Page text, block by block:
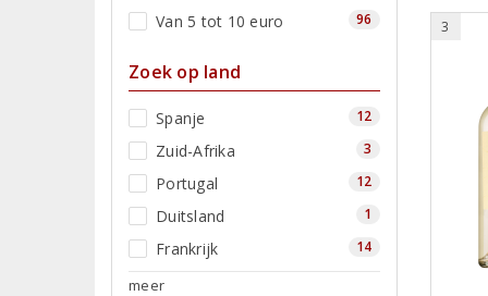
Van 5 tot 10 euro 96
Zoek op land
Spanje 12
Zuid-Afrika 3
Portugal 12
Duitsland 1
Frankrijk 14
meer
3